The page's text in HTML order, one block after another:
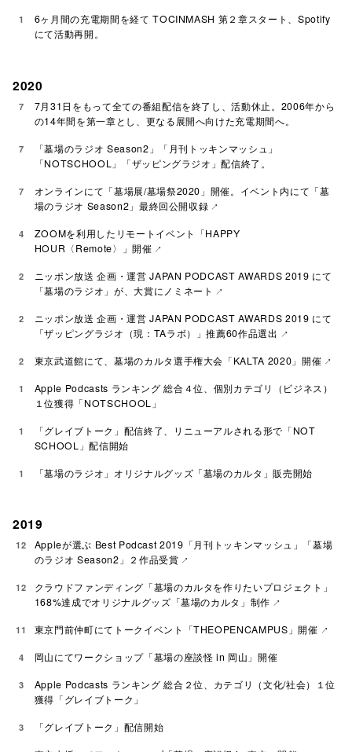
1
6ヶ月間の充電期間を経て TOCINMASH 第２章スタート、Spotify
にて活動再開。
2020
7
7月31日をもって全ての番組配信を終了し、活動休止。2006年から
の14年間を第一章とし、更なる展開へ向けた充電期間へ。
7
「墓場のラジオ Season2」「月刊トッキンマッシュ」
「NOTSCHOOL」「ザッピングラジオ」配信終了。
7
オンラインにて「墓場展/墓場祭2020」開催。イベント内にて「墓
場のラジオ Season2」最終回公開収録
4
ZOOMを利用したリモートイベント「HAPPY
HOUR〈Remote〉」開催
2
ニッポン放送 企画・運営 JAPAN PODCAST AWARDS 2019 にて
「墓場のラジオ」が、大賞にノミネート
2
ニッポン放送 企画・運営 JAPAN PODCAST AWARDS 2019 にて
「ザッピングラジオ（現：TAラボ）」推薦60作品選出
2 東京武道館にて、墓場のカルタ選手権大会「KALTA 2020」開催
1
Apple Podcasts ランキング 総合４位、個別カテゴリ（ビジネス）
１位獲得「NOTSCHOOL」
1
「グレイブトーク」配信終了、リニューアルされる形で「NOT
SCHOOL」配信開始
1 「墓場のラジオ」オリジナルグッズ「墓場のカルタ」販売開始
2019
12
Appleが選ぶ Best Podcast 2019「月刊トッキンマッシュ」「墓場
のラジオ Season2」２作品受賞
12
クラウドファンディング「墓場のカルタを作りたいプロジェクト」
168%達成でオリジナルグッズ「墓場のカルタ」制作
11 東京門前仲町にてトークイベント「THEOPENCAMPUS」開催
4 岡山にてワークショップ「墓場の座談怪 in 岡山」開催
3
Apple Podcasts ランキング 総合２位、カテゴリ（文化/社会）１位
獲得「グレイブトーク」
3 「グレイブトーク」配信開始